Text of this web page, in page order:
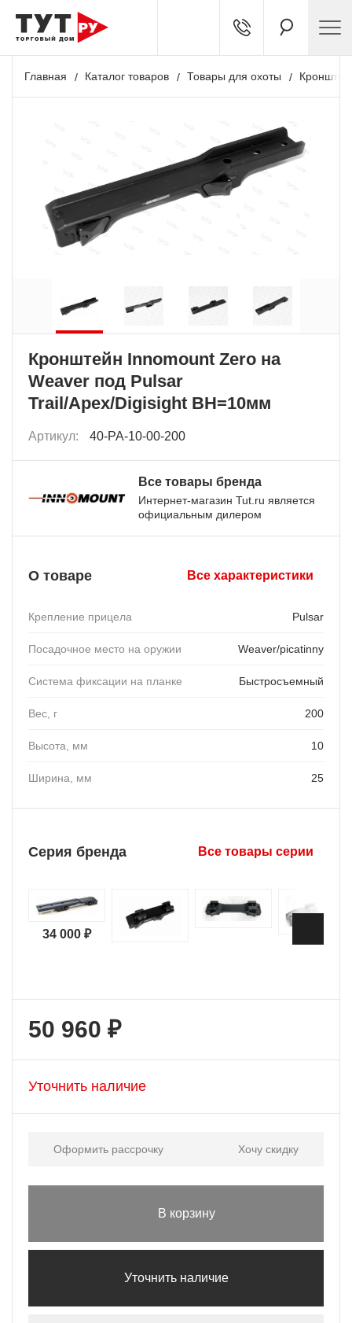
Главная Каталог товаров Товары для охоты
Кронштейн Innomount Zero на
Weaver под Pulsar
Trail/Apex/Digisight BH=10мм
Артикул: 40-PA-10-00-200
Все товары бренда
Интернет-магазин Tut.ru является
официальным дилером
О товаре Все характеристики
Крепление прицела Pulsar
Посадочное место на оружии Weaver/picatinny
Система фиксации на планке Быстросъемный
Вес, г 200
Высота, мм 10
Ширина, мм 25
Серия бренда Все товары серии
34 000 ₽
50 960 ₽
Уточнить наличие
Оформить рассрочку Хочу скидку
В корзину
Уточнить наличие